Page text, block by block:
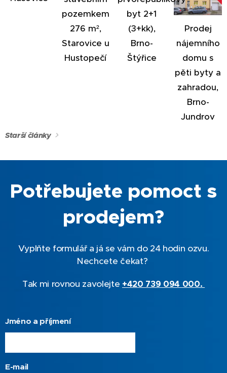
Prodej
nájemního
domu s
pěti byty a
zahradou,
Brno-
Jundrov
pozemkem
276 m²,
Starovice u
Hustopečí
byt 2+1
(3+kk),
Brno-
Štýřice
Starší články
Potřebujete pomoct s
prodejem?
Vyplňte formulář a já se vám do 24 hodin ozvu.
Nechcete čekat?
Tak mi rovnou zavolejte +420 739 094 000.
Jméno a příjmení
E-mail